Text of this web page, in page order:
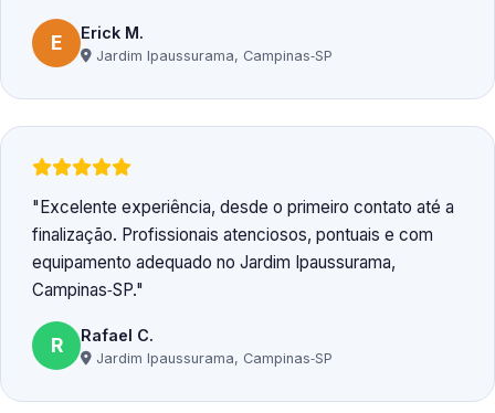
E Erick M.
Jardim Ipaussurama, Campinas‑SP
Excelente experiência, desde o primeiro contato até a
finalização. Profissionais atenciosos, pontuais e com
equipamento adequado no Jardim Ipaussurama,
Campinas‑SP.
R Rafael C.
Jardim Ipaussurama, Campinas‑SP